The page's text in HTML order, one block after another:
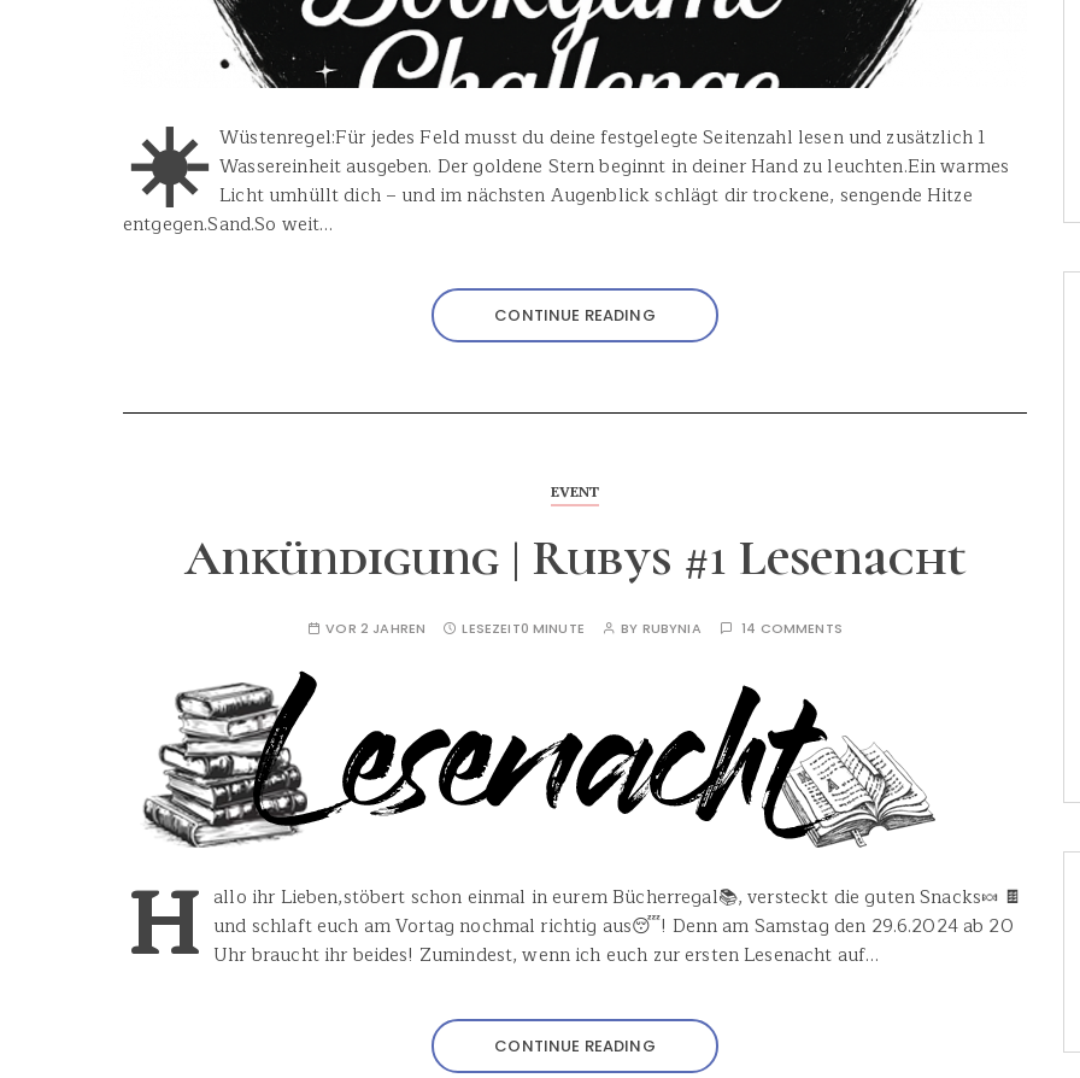
☀️ Wüstenregel:Für jedes Feld musst du deine festgelegte Seitenzahl lesen und zusätzlich 1
Wassereinheit ausgeben. Der goldene Stern beginnt in deiner Hand zu leuchten.Ein warmes
Licht umhüllt dich – und im nächsten Augenblick schlägt dir trockene, sengende Hitze
entgegen.Sand.So weit…
CONTINUE READING
EVENT
Ankündigung | Rubys #1 Lesenacht
VOR 2 JAHREN LESEZEIT0 MINUTE BY RUBYNIA 14 COMMENTS
H allo ihr Lieben,stöbert schon einmal in eurem Bücherregal📚, versteckt die guten Snacks🍬 🍫
und schlaft euch am Vortag nochmal richtig aus😴! Denn am Samstag den 29.6.2024 ab 20
Uhr braucht ihr beides! Zumindest, wenn ich euch zur ersten Lesenacht auf…
CONTINUE READING